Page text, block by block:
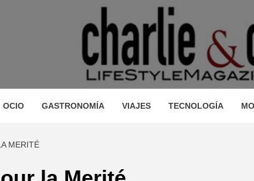
BELLEZA, OCIO, VIAJES, MOTOR, TECNOLOGÍA,
OCIO GASTRONOMÍA VIAJES TECNOLOGÍA
MERITÉ